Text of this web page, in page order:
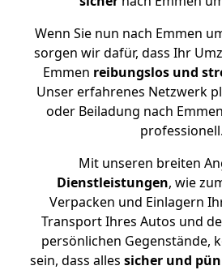
Wenn Sie nun nach Emmen
sorgen wir dafür, dass Ihr
Emmen reibungslos und
Unser erfahrenes Netzwerk
oder Beiladung nach
professionell.
Mit unseren breiten
Dienstleistungen, wie
Verpacken und Einlagern
Transport Ihres Autos und
persönlichen Gegenstände,
sein, dass alles sicher und